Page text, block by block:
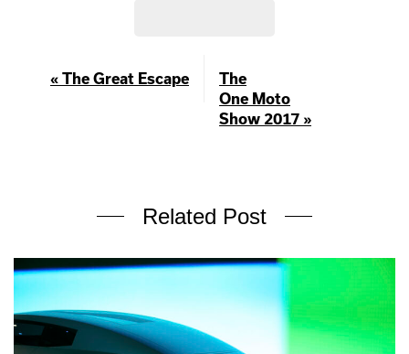
« The Great Escape
The
One Moto
Show 2017 »
Related Post